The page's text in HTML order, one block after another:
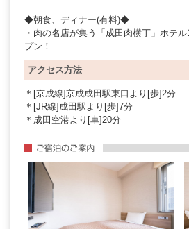
◆朝食、ディナー(有料)◆
・肉の名店が集う「成田肉横丁」ホテ
プン！
アクセス方法
＊[京成線]京成成田駅東口より[歩]2分
＊[JR線]成田駅より[歩]7分
＊成田空港より[車]20分